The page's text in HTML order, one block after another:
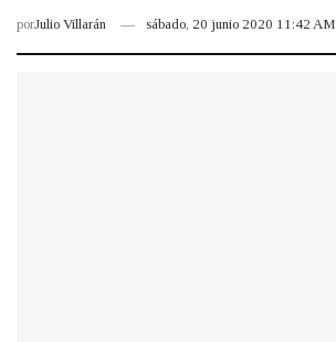
porJulio Villarán sábado, 20 junio 2020 11:42 AM